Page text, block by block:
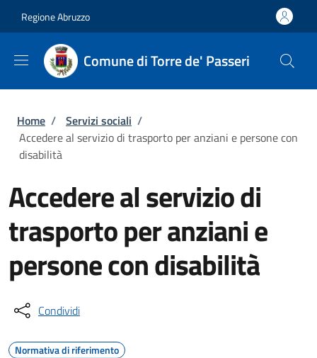
Regione Abruzzo
Comune di Torre de' Passeri
Briciole di pane
Home / Servizi sociali /
Accedere al servizio di trasporto per anziani e persone con
disabilità
Accedere al servizio di
trasporto per anziani e
persone con disabilità
Condividi
Normativa di riferimento